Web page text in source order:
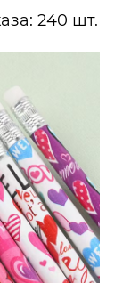
240 шт.